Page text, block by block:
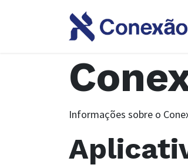
Informações sobre o